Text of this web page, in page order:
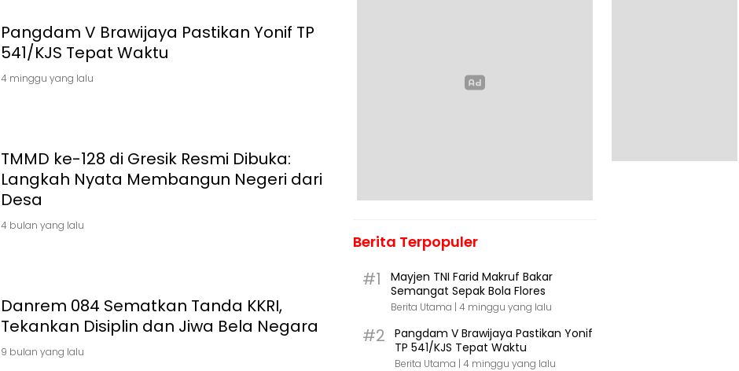
Pangdam V Brawijaya Pastikan Yonif TP
541/KJS Tepat Waktu
4 minggu yang lalu
TMMD ke-128 di Gresik Resmi Dibuka:
Langkah Nyata Membangun Negeri dari
Desa
4 bulan yang lalu
Danrem 084 Sematkan Tanda KKRI,
Tekankan Disiplin dan Jiwa Bela Negara
9 bulan yang lalu
Berita Terpopuler
#1
Mayjen TNI Farid Makruf Bakar
Semangat Sepak Bola Flores
Berita Utama | 4 minggu yang lalu
#2
Pangdam V Brawijaya Pastikan Yonif
TP 541/KJS Tepat Waktu
Berita Utama | 4 minggu yang lalu